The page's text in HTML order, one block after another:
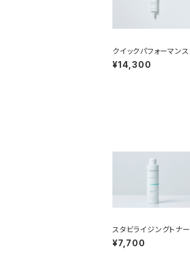
クイックパフォーマンス
¥14,300
スタビライジングトナー
¥7,700